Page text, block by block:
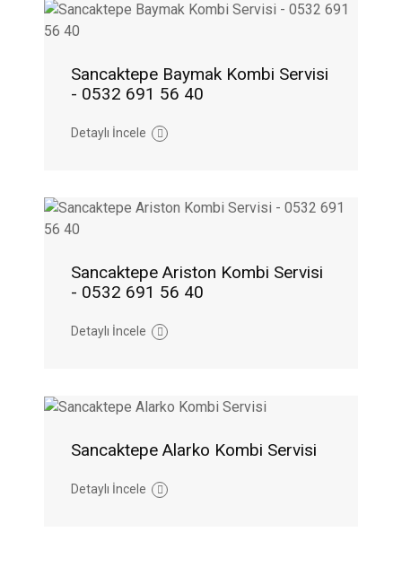
Sancaktepe Baymak Kombi Servisi
- 0532 691 56 40
Detaylı İncele
Sancaktepe Ariston Kombi Servisi
- 0532 691 56 40
Detaylı İncele
Sancaktepe Alarko Kombi Servisi
Detaylı İncele